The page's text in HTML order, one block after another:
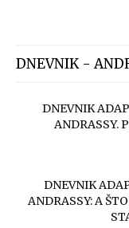
DNEVNIK -
DNEVNIK
ANDRASSY.
DNEVNIK
ANDRASSY: A